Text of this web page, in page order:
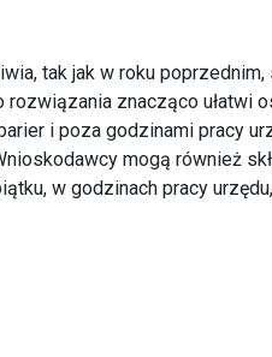
tak jak w roku
znacząco ułatwi
i poza godzinami pracy
mogą również
w godzinach pracy